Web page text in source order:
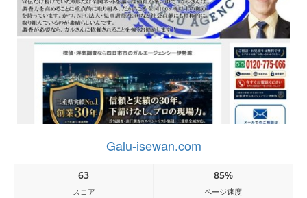
Galu-isewan.com
63
スコア
85%
ページ速度